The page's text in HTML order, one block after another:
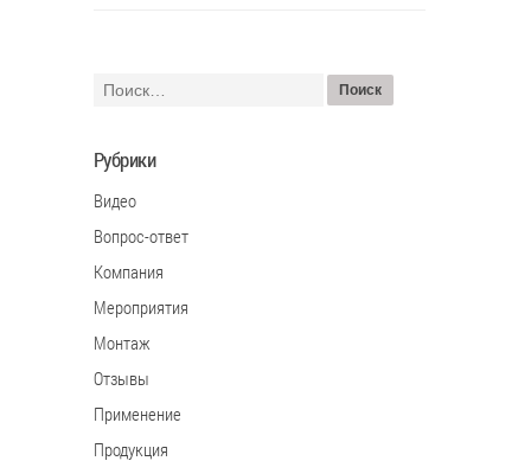
Рубрики
Видео
Вопрос-ответ
Компания
Мероприятия
Монтаж
Отзывы
Применение
Продукция